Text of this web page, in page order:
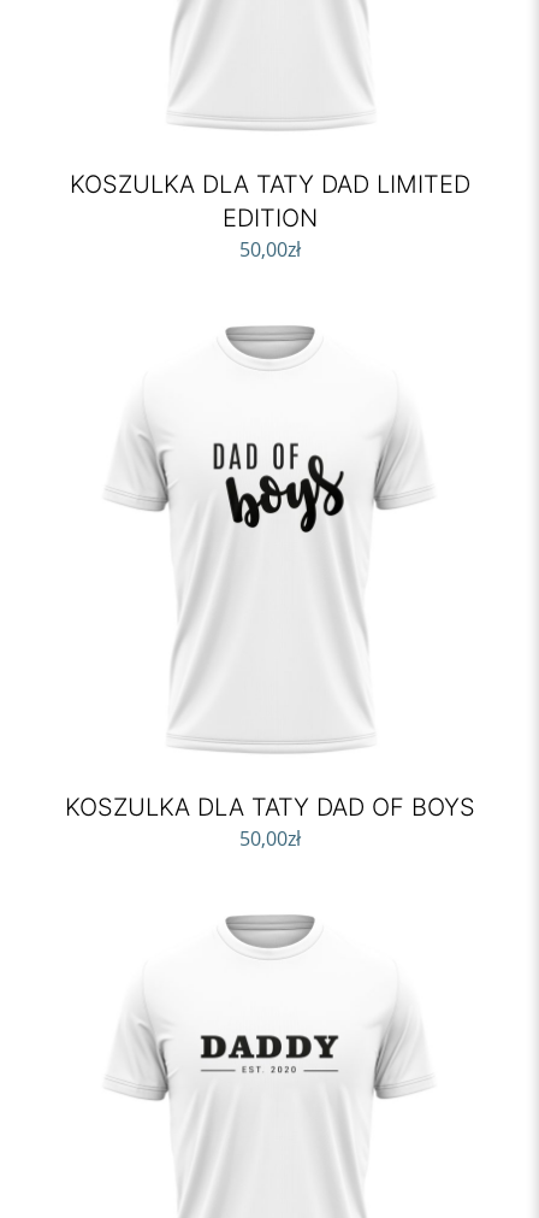
KOSZULKA DLA TATY DAD LIMITED
EDITION
50,00zł
KOSZULKA DLA TATY DAD OF BOYS
50,00zł